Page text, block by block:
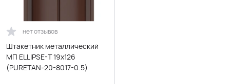
нет отзывов
Штакетник металлический
МП ELLIPSE-T 19х126
(PURETAN-20-8017-0.5)